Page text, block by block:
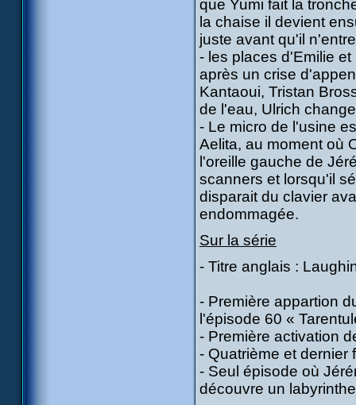
que Yumi fait la
la chaise il devient
juste avant qu'il
- les places d'Emilie
après un crise
Kantaoui, Tristan
de l'eau, Ulrich
- Le micro de l'usine
Aelita, au moment où
l'oreille gauche de
scanners et lorsqu'il
disparait du clavier
endommagée.
Sur la série
- Titre anglais :
- Première appartion
l'épisode 60 «
- Première activation
- Quatrième et dernier
- Seul épisode où
découvre un